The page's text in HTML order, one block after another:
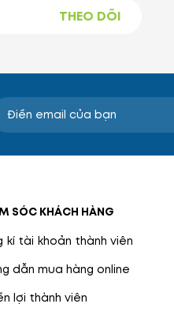
THEO DÕI
SÓC KHÁCH HÀNG
kí tài khoản thành viên
dẫn mua hàng online
lợi thành viên